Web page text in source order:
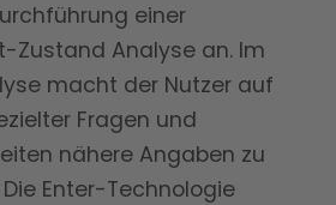
einer
Zustand Analyse an. Im
macht der Nutzer auf
Fragen und
nähere Angaben zu
Enter-Technologie